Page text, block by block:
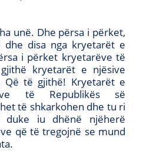
unë. Dhe përsa i përket,
disa nga kryetarët e
i përket kryetarëve të
kryetarët e njësive
Që të gjithë! Kryetarët e
të Republikës së
të shkarkohen dhe tu ri
duke iu dhënë njëherë
që të tregojnë se mund